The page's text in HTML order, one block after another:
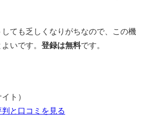
ても乏しくなりがちなので、この機
いです。 登録は無料です。
ト）
と口コミを見る